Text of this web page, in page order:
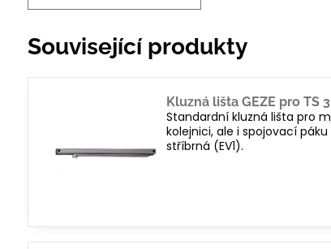
Související produkty
Kluzná lišta GEZE pro TS
Standardní kluzná lišta pro
kolejnici, ale i spojovací
stříbrná (EV1).